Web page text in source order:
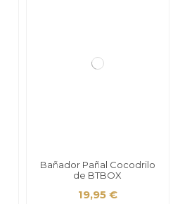
Bañador Pañal Cocodrilo
de BTBOX
19,95 €